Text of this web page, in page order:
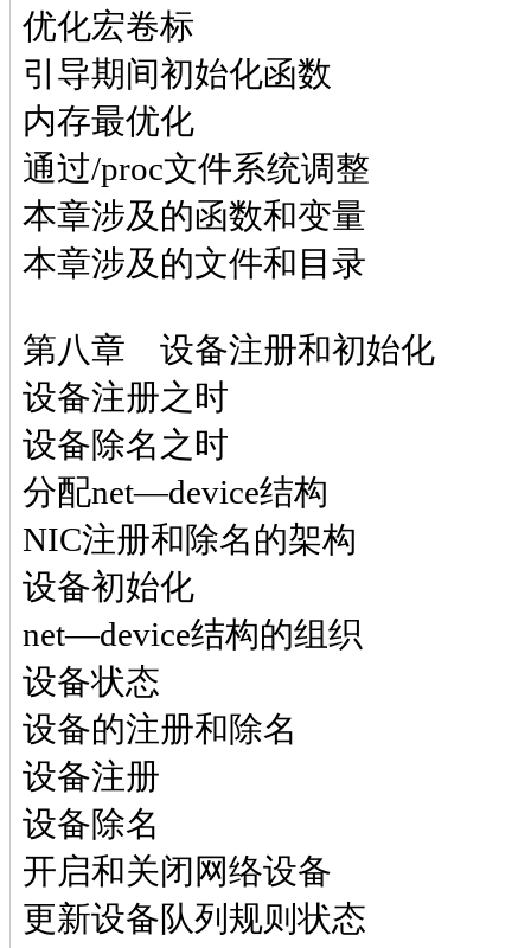
优化宏卷标
引导期间初始化函数
内存最优化
通过/proc文件系统调整
本章涉及的函数和变量
本章涉及的文件和目录
第八章 设备注册和初始化
设备注册之时
设备除名之时
分配net—device结构
NIC注册和除名的架构
设备初始化
net—device结构的组织
设备状态
设备的注册和除名
设备注册
设备除名
开启和关闭网络设备
更新设备队列规则状态